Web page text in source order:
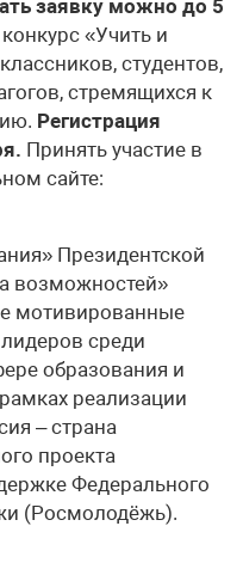
заявку можно до 5
«Учить и
студентов,
стремящихся к
Регистрация
Принять участие в
сайте:
Президентской
возможностей»
мотивированные
среди
образования и
реализации
– страна
проекта
Федерального
(Росмолодёжь).